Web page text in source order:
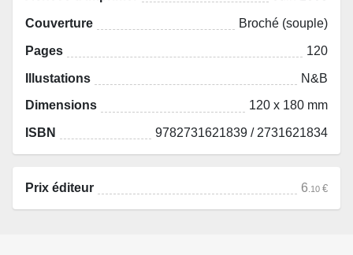
Couverture Broché (souple)
Pages 120
Illustations N&B
Dimensions 120 x 180 mm
ISBN 9782731621839 / 2731621834
Prix éditeur 6 .10 €